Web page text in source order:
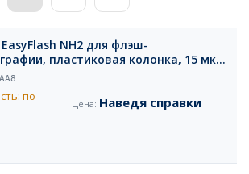
NH2 для флэш-
пластиковая колонка, 15 мкм,
по
Наведя справки